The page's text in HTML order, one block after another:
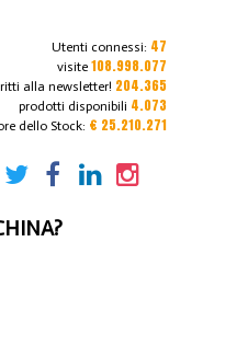
Utenti connessi: 47
visite 108.998.077
alla newsletter! 204.365
prodotti disponibili 4.073
dello Stock: € 25.210.271